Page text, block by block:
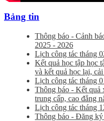
Bảng tin
Thông báo - Cảnh
2025 - 2026
Lịch công tác tháng
Kết quả học tập học
và kết quả học lại,
Lịch công tác tháng
Thông báo - Kết quả
trung cấp, cao đẳng
Lịch công tác tháng
Thông báo - Đăng